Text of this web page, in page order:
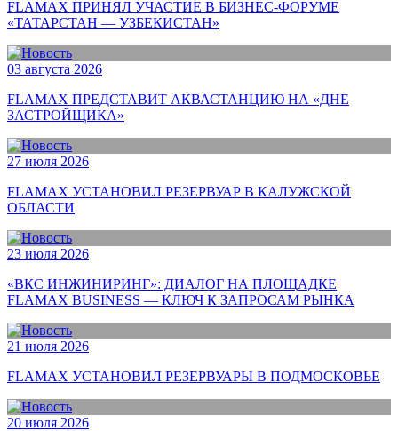
FLAMAX ПРИНЯЛ УЧАСТИЕ В БИЗНЕС-ФОРУМЕ
«ТАТАРСТАН — УЗБЕКИСТАН»
03 августа 2026
FLAMAX ПРЕДСТАВИТ АКВАСТАНЦИЮ НА «ДНЕ
ЗАСТРОЙЩИКА»
27 июля 2026
FLAMAX УСТАНОВИЛ РЕЗЕРВУАР В КАЛУЖСКОЙ
ОБЛАСТИ
23 июля 2026
«ВКС ИНЖИНИРИНГ»: ДИАЛОГ НА ПЛОЩАДКЕ
FLAMAX BUSINESS — КЛЮЧ К ЗАПРОСАМ РЫНКА
21 июля 2026
FLAMAX УСТАНОВИЛ РЕЗЕРВУАРЫ В ПОДМОСКОВЬЕ
20 июля 2026